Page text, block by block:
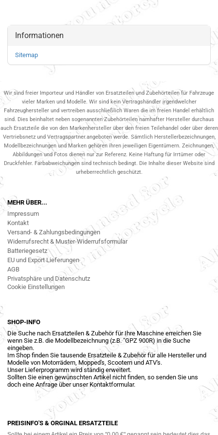
Informationen
Sitemap
Wir sind freier Importeur und Händler von Ersatzteilen und Zubehörteilen für Fahrzeuge
vieler Marken und Modelle. Wir sind kein Vertragshändler irgendwelcher
Fahrzeughersteller und vertreiben ausschließlich Waren die im freien Handel erhältlich
sind. Dies beinhaltet neben sogenannten Zubehörteilen namhafter Hersteller durchaus
auch Ersatzteile die von den Markenhersteller über den freien Teilehandel oder über deren
Vertriebsnetz und Vertragspartner.angeboten werde. Sämtlich Herstellerbezeichnungen,
Modellbezeichnungen und Marken gehören ihren jeweiligen Eigentümern. Zeichnungen,
Abbildungen und Fotos dienen nur zur Referenz. Keine Haftung für Irrtümer oder
Druckfehler. Farbabweichungen sind technisch bedingt. Die Inhalte dieser Website sind
urheberrechtlich geschützt.
MEHR ÜBER...
Impressum
Kontakt
Versand- & Zahlungsbedingungen
Widerrufsrecht & Muster-Widerrufsformular
Batteriegesetz
EU und Export Lieferungen
AGB
Privatsphäre und Datenschutz
Cookie Einstellungen
SHOP-INFO
Die Suche nach Ersatzteilen & Zubehör für Ihre Maschine erreichen Sie
wenn Sie z.B. die Modellbezeichnung (z.B. "GPZ 900R) in die Suche
eingeben.
Im Shop finden Sie tausende Ersatzteile & Zubehör für alle Hersteller und
Modelle von Motorrädern, Mopped's, Scootern und ATV's.
Unser Lieferprogramm wird ständig erweitert.
Sollten Sie einen gewünschten Artikel nicht finden, so senden Sie uns
doch eine Anfrage über unser Kontaktformular.
PREISINFO'S & ORGINAL ERSATZTEILE